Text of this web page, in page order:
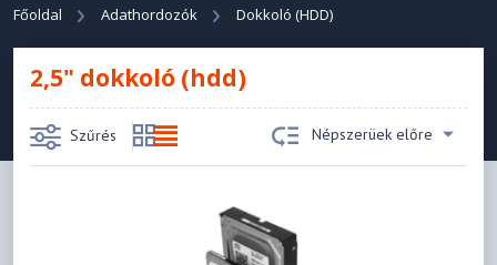
Főoldal Adathordozók Dokkoló (HDD)
2,5" dokkoló (hdd)
Szűrés Népszerüek előre